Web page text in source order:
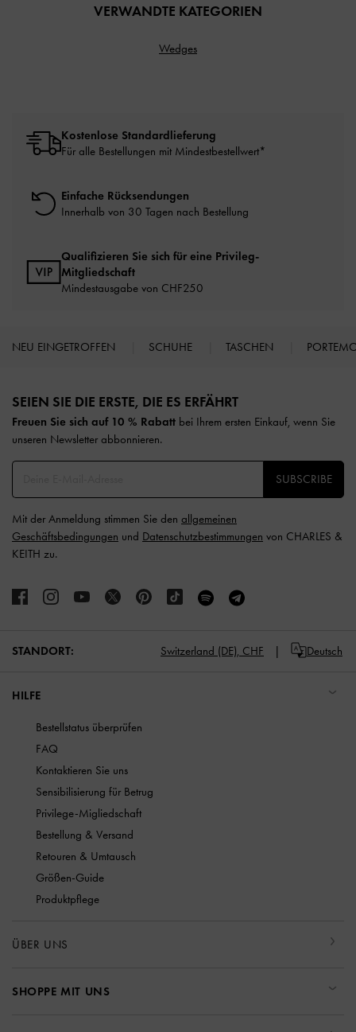
VERWANDTE KATEGORIEN
Wedges
Kostenlose Standardlieferung
Für alle Bestellungen mit Mindestbestellwert*
Einfache Rücksendungen
Innerhalb von 30 Tagen nach Bestellung
Qualifizieren Sie sich für eine Privileg-
Mitgliedschaft
Mindestausgabe von CHF250
NEU EINGETROFFEN SCHUHE TASCHEN
SEIEN SIE DIE ERSTE, DIE ES ERFÄHRT​
Freuen Sie sich auf 10 % Rabatt bei Ihrem ersten Einkauf, wenn Sie
unseren Newsletter abbonnieren.​
SUBSCRIBE
Mit der Anmeldung stimmen Sie den allgemeinen
Geschäftsbedingungen und Datenschutzbestimmungen von CHARLES &
KEITH zu.
STANDORT: Switzerland (DE), CHF Deutsch
HILFE
Bestellstatus überprüfen
FAQ
Kontaktieren Sie uns
Sensibilisierung für Betrug
Privilege-Migliedschaft
Bestellung & Versand
Retouren & Umtausch
Größen-Guide
Produktpflege
ÜBER UNS
SHOPPE MIT UNS